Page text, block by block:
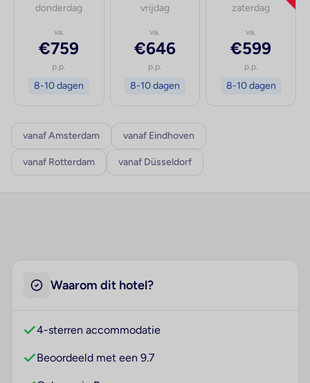
donderdag
va.
€759
p.p.
8-10 dagen
vrijdag
va.
€646
p.p.
8-10 dagen
zaterdag
va.
€599
p.p.
8-10 dagen
vanaf Amsterdam vanaf Eindhoven
vanaf Rotterdam vanaf Düsseldorf
Waarom dit hotel?
4-sterren accommodatie
Beoordeeld met een 9.7